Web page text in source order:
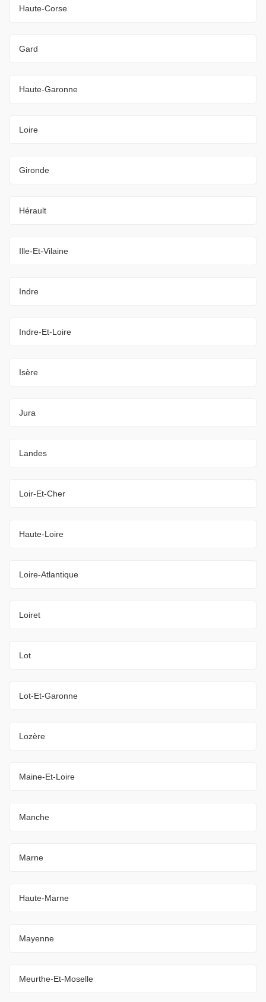
Haute-Corse
Gard
Haute-Garonne
Loire
Gironde
Hérault
Ille-Et-Vilaine
Indre
Indre-Et-Loire
Isère
Jura
Landes
Loir-Et-Cher
Haute-Loire
Loire-Atlantique
Loiret
Lot
Lot-Et-Garonne
Lozère
Maine-Et-Loire
Manche
Marne
Haute-Marne
Mayenne
Meurthe-Et-Moselle